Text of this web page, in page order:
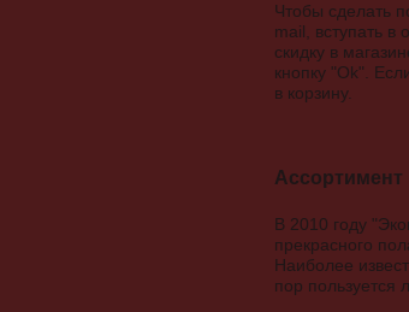
Чтобы сделать
mail, вступать в
скидку в
кнопку "Ok".
в корзину.
Ассортимент
В 2010 году
прекрасного
Наиболее
пор пользуется